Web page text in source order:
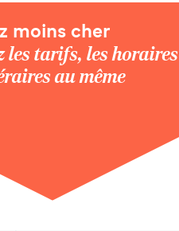
moins cher
les tarifs, les horaires
au même